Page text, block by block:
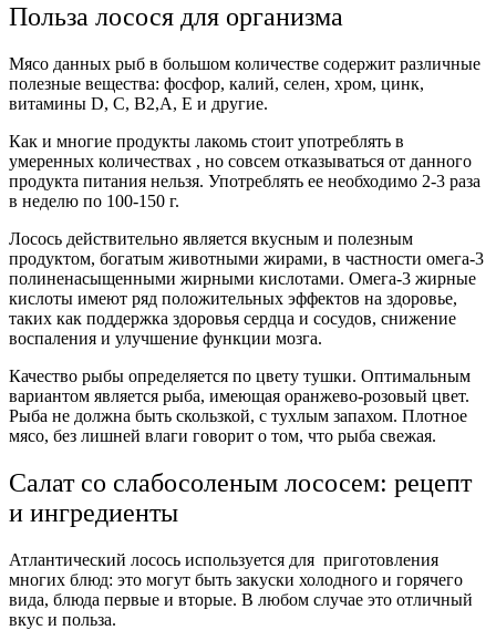
Польза лосося для организма
Мясо данных рыб в большом количестве содержит различные
полезные вещества: фосфор, калий, селен, хром, цинк,
витамины D, C, B2,A, E и другие.
Как и многие продукты лакомь стоит употреблять в
умеренных количествах , но совсем отказываться от данного
продукта питания нельзя. Употреблять ее необходимо 2-3 раза
в неделю по 100-150 г.
Лосось действительно является вкусным и полезным
продуктом, богатым животными жирами, в частности омега-3
полиненасыщенными жирными кислотами. Омега-3 жирные
кислоты имеют ряд положительных эффектов на здоровье,
таких как поддержка здоровья сердца и сосудов, снижение
воспаления и улучшение функции мозга.
Качество рыбы определяется по цвету тушки. Оптимальным
вариантом является рыба, имеющая оранжево-розовый цвет.
Рыба не должна быть скользкой, с тухлым запахом. Плотное
мясо, без лишней влаги говорит о том, что рыба свежая.
Салат со слабосоленым лососем: рецепт
и ингредиенты
Атлантический лосось используется для приготовления
многих блюд: это могут быть закуски холодного и горячего
вида, блюда первые и вторые. В любом случае это отличный
вкус и польза.